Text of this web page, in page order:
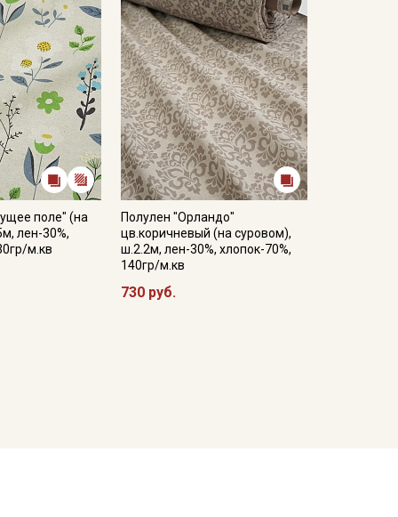
поле" (на
лен-30%,
м.кв
Полулен "Орландо"
цв.коричневый (на суровом),
ш.2.2м, лен-30%, хлопок-70%,
140гр/м.кв
730 руб.